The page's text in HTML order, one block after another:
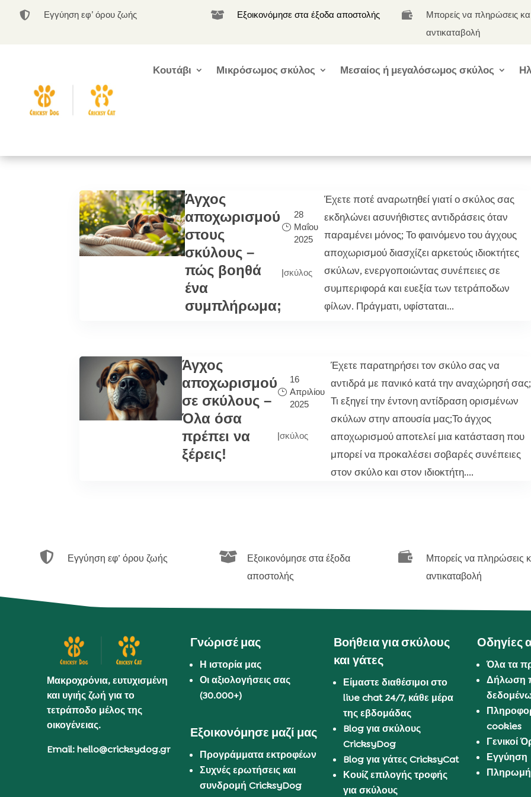
 Εγγύηση εφ’ όρου ζωής  Εξοικονόμησε στα έξοδα αποστολής 
Μπορείς να πληρώσεις
αντικαταβολή
Κουτάβι Μικρόσωμος σκύλος Μεσαίος ή μεγαλόσωμος σκύλος
Άγχος
αποχωρισμού
στους
σκύλους –
πώς βοηθά
ένα
συμπλήρωμα;
28
Μαΐου
2025
|σκύλος
Έχετε ποτέ αναρωτηθεί γιατί ο σκύλος σας
εκδηλώνει ασυνήθιστες αντιδράσεις όταν
παραμένει μόνος; Το φαινόμενο του άγχους
αποχωρισμού διασχίζει αρκετούς ιδιοκτήτες
σκύλων, ενεργοποιώντας συνέπειες σε
συμπεριφορά και ευεξία των τετράποδων
φίλων. Πράγματι, υφίσταται...
Άγχος
αποχωρισμού
σε σκύλους –
Όλα όσα
πρέπει να
ξέρεις!
16
Απριλίου
2025
|σκύλος
Έχετε παρατηρήσει τον σκύλο σας να
αντιδρά με πανικό κατά την αναχώρησή σας;
Τι εξηγεί την έντονη αντίδραση ορισμένων
σκύλων στην απουσία μας;Το άγχος
αποχωρισμού αποτελεί μια κατάσταση που
μπορεί να προκαλέσει σοβαρές συνέπειες
στον σκύλο και στον ιδιοκτήτη....
 Εγγύηση εφ’ όρου ζωής 
Εξοικονόμησε στα έξοδα
αποστολής

Μπορείς να πληρώσεις
αντικαταβολή
Μακροχρόνια, ευτυχισμένη
και υγιής ζωή για το
τετράποδο μέλος της
οικογένειας.
Email: hello@cricksydog.gr
Γνώρισέ μας
Η ιστορία μας
Οι αξιολογήσεις σας
(30.000+)
Εξοικονόμησε μαζί μας
Προγράμματα εκτροφέων
Συχνές ερωτήσεις και
συνδρομή CricksyDog
Βοήθεια για σκύλους
και γάτες
Είμαστε διαθέσιμοι στο
live chat 24/7, κάθε μέρα
της εβδομάδας
Blog για σκύλους
CricksyDog
Blog για γάτες CricksyCat
Κουίζ επιλογής τροφής
για σκύλους
Οδηγίες
Όλα τα
Δήλωση
cookies
Γενικοί
Εγγύηση
Πληρωμή